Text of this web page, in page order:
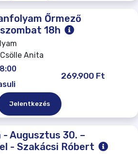
Őrmező
18h
Anita
269.900 Ft
Jelentkezés
- Augusztus 30. –
- Szakácsi Róbert